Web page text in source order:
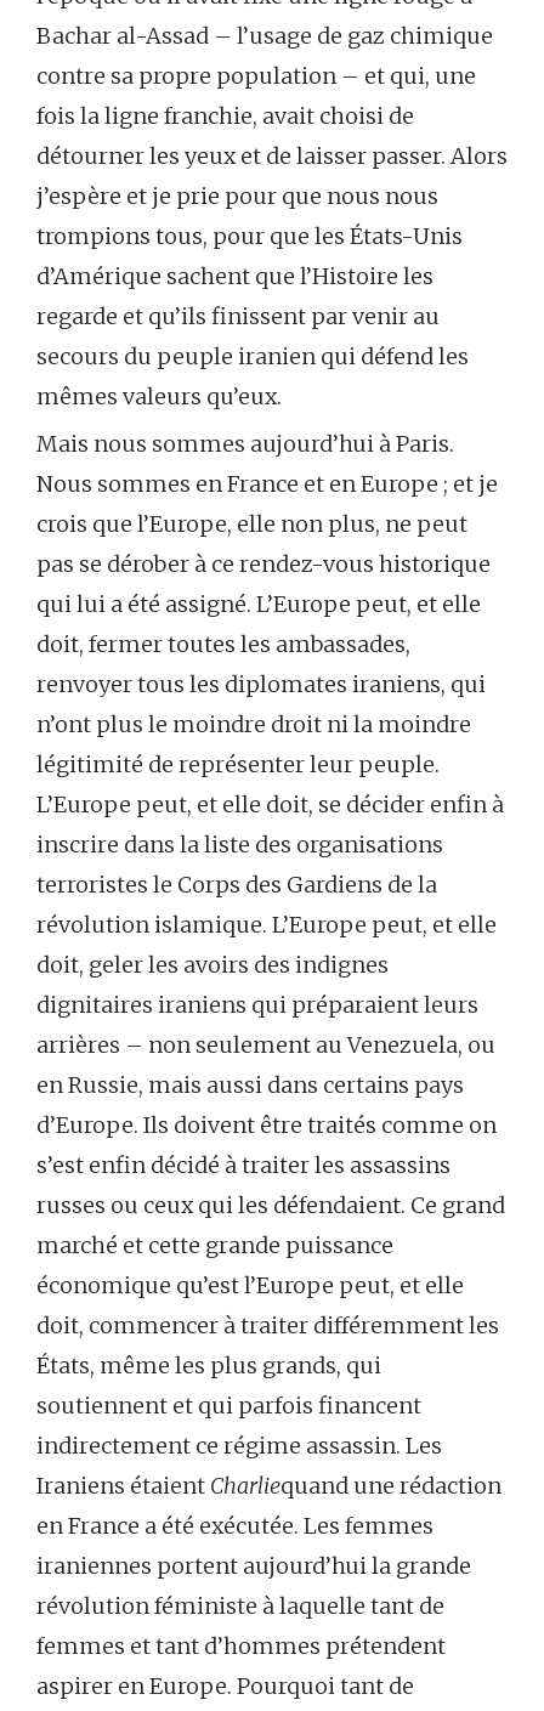
Bachar al-Assad – l’usage de gaz chimique
contre sa propre population – et qui, une
fois la ligne franchie, avait choisi de
détourner les yeux et de laisser passer. Alors
j’espère et je prie pour que nous nous
trompions tous, pour que les États-Unis
d’Amérique sachent que l’Histoire les
regarde et qu’ils finissent par venir au
secours du peuple iranien qui défend les
mêmes valeurs qu’eux.
Mais nous sommes aujourd’hui à Paris.
Nous sommes en France et en Europe ; et je
crois que l’Europe, elle non plus, ne peut
pas se dérober à ce rendez-vous historique
qui lui a été assigné. L’Europe peut, et elle
doit, fermer toutes les ambassades,
renvoyer tous les diplomates iraniens, qui
n’ont plus le moindre droit ni la moindre
légitimité de représenter leur peuple.
L’Europe peut, et elle doit, se décider enfin à
inscrire dans la liste des organisations
terroristes le Corps des Gardiens de la
révolution islamique. L’Europe peut, et elle
doit, geler les avoirs des indignes
dignitaires iraniens qui préparaient leurs
arrières – non seulement au Venezuela, ou
en Russie, mais aussi dans certains pays
d’Europe. Ils doivent être traités comme on
s’est enfin décidé à traiter les assassins
russes ou ceux qui les défendaient. Ce grand
marché et cette grande puissance
économique qu’est l’Europe peut, et elle
doit, commencer à traiter différemment les
États, même les plus grands, qui
soutiennent et qui parfois financent
indirectement ce régime assassin. Les
Iraniens étaient Charliequand une rédaction
en France a été exécutée. Les femmes
iraniennes portent aujourd’hui la grande
révolution féministe à laquelle tant de
femmes et tant d’hommes prétendent
aspirer en Europe. Pourquoi tant de